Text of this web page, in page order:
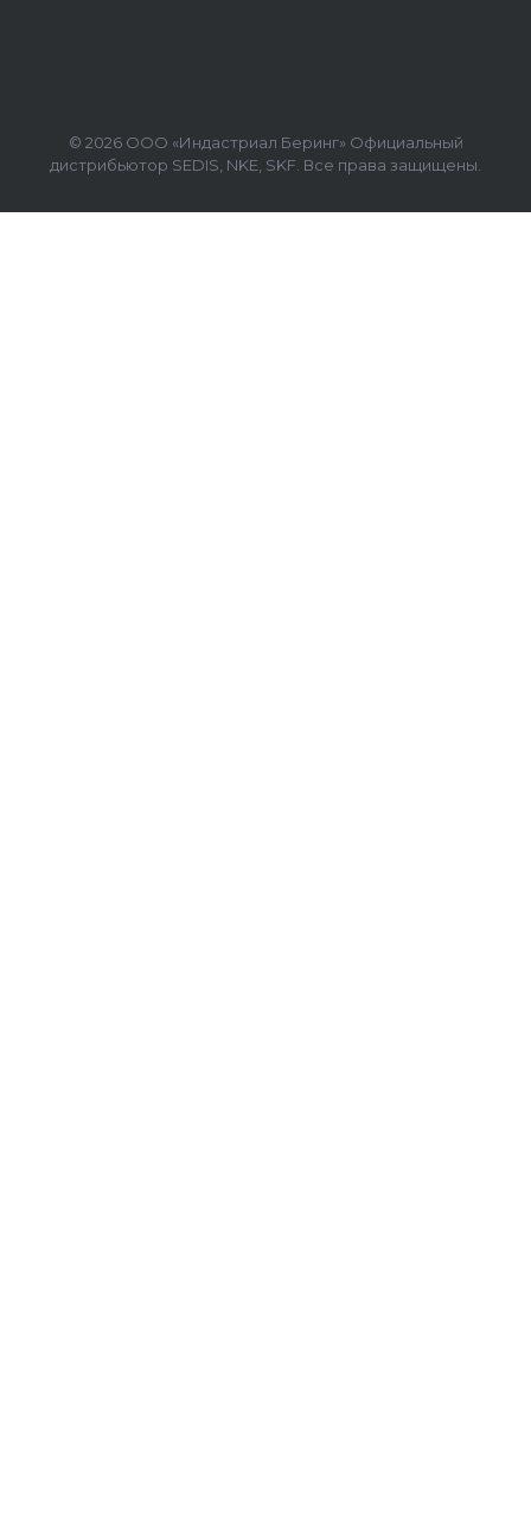
© 2026 ООО «Индастриал Беринг» Официальный
дистрибьютор SEDIS, NKE, SKF. Все права защищены.